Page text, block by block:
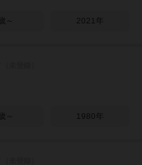
～ 2021年
～ 1980年